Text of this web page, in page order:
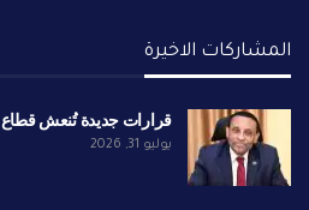
المشاركات الاخيرة
قرارات جديدة تُنعش
يوليو 31, 2026